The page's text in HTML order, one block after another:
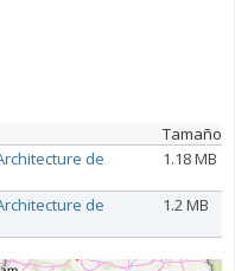
Tamaño
de
1.18 MB
de
1.2 MB